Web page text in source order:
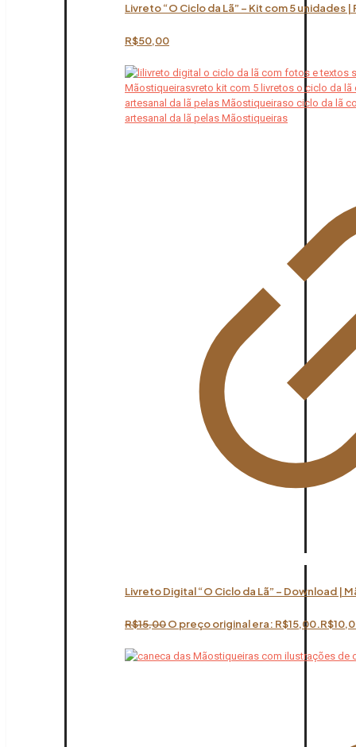
Livreto “O Ciclo da Lã” – Kit com 5 unidades
R$50,00
Livreto Digital “O Ciclo da Lã” – Download |
R$15,00O preço original era: R$15,00.R$